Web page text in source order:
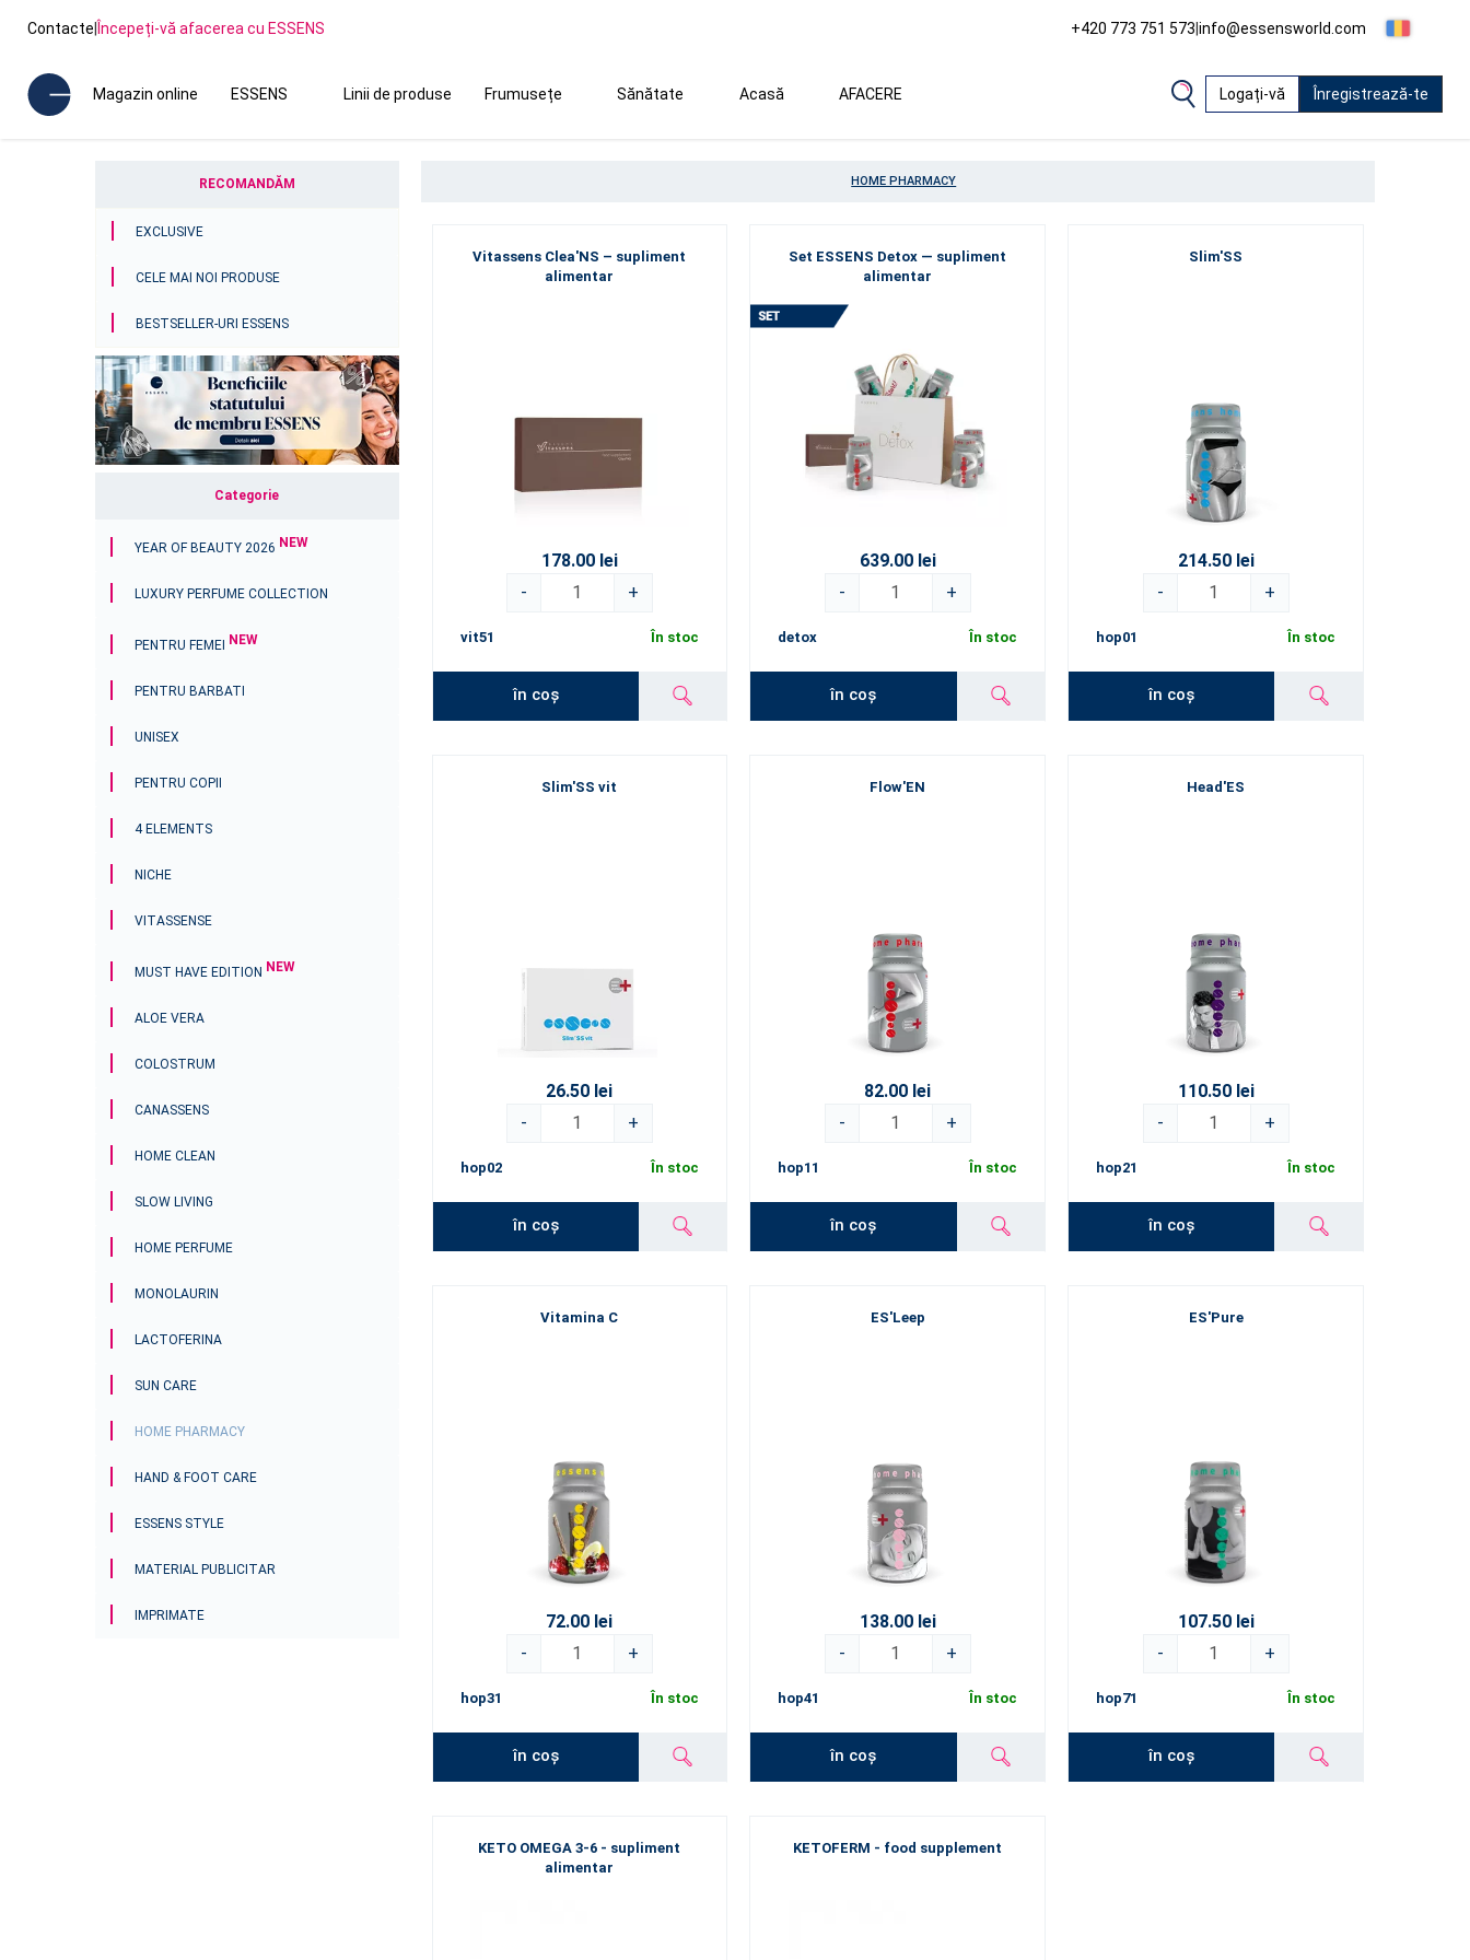
Contacte|Începeți-vă afacerea cu ESSENS +420 773 751 573|info@essensworld.com
Magazin online ESSENS Linii de produse Frumusețe Sănătate Acasă AFACERE Logați-vă Înregistrează-te
RECOMANDĂM
EXCLUSIVE
CELE MAI NOI PRODUSE
BESTSELLER-URI ESSENS
Categorie
YEAR OF BEAUTY 2026 NEW
LUXURY PERFUME COLLECTION
PENTRU FEMEI NEW
PENTRU BARBATI
UNISEX
PENTRU COPII
4 ELEMENTS
NICHE
VITASSENSE
MUST HAVE EDITION NEW
ALOE VERA
COLOSTRUM
CANASSENS
HOME CLEAN
SLOW LIVING
HOME PERFUME
MONOLAURIN
LACTOFERINA
SUN CARE
HOME PHARMACY
HAND & FOOT CARE
ESSENS STYLE
MATERIAL PUBLICITAR
IMPRIMATE
HOME PHARMACY
Vitassens Clea'NS – supliment
alimentar
178.00 lei
-
+
vit51 În stoc
în coș
Set ESSENS Detox — supliment
alimentar
639.00 lei
-
+
detox În stoc
în coș
Slim'SS
214.50 lei
-
+
hop01 În stoc
în coș
Slim'SS vit
26.50 lei
-
+
hop02 În stoc
în coș
Flow'EN
82.00 lei
-
+
hop11 În stoc
în coș
Head'ES
110.50 lei
-
+
hop21 În stoc
în coș
Vitamina C
72.00 lei
-
+
hop31 În stoc
în coș
ES'Leep
138.00 lei
-
+
hop41 În stoc
în coș
ES'Pure
107.50 lei
-
+
hop71 În stoc
în coș
KETO OMEGA 3-6 - supliment
alimentar
KETOFERM - food supplement